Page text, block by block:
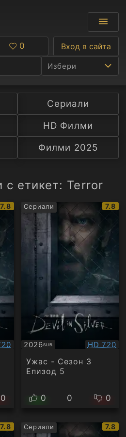
Избери
Ф
С
А
Любими
0 Вход в сайта
Сериали
HD Филми
Филми 2025
с етикет: Terror
IMDb
рейтинг:
7.8
0
Сериали
IMDb
7.8
2026SUB
Субтитри HD 720
Ужас - Сезон 3
Епизод 5
0 0 0
IMDb
рейтинг:
7.8 Сериали
IMDb
7.8